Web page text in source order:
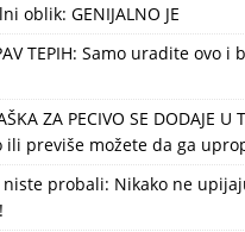
oblik: GENIJALNO JE
TEPIH: Samo uradite ovo i
ZA PECIVO SE DODAJE U
ili previše možete da ga
niste probali: Nikako ne